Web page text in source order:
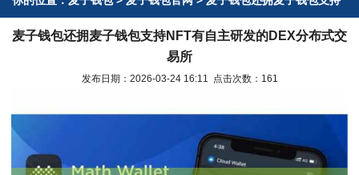
NFT有自主研发的DEX分布式交易所
麦子钱包还拥麦子钱包支持NFT有自主研发的DEX分布式交
易所
发布日期：2026-03-24 16:11 点击次数：161